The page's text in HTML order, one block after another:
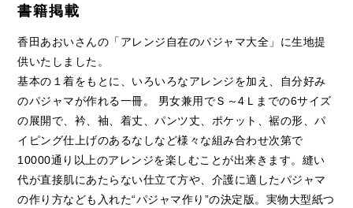
書籍掲載
香田あおいさんの「アレンジ自在のパジャマ大全」に生地提
供いたしました。
基本の１着をもとに、いろいろなアレンジを加え、自分好み
のパジャマが作れる一冊。 男女兼用でＳ～4Ｌまでの6サイズ
の展開で、衿、袖、着丈、パンツ丈、ポケット、裾の形、パ
イピング仕上げのあるなしなど様々な組み合わせ次第で
10000通り以上のアレンジを楽しむことが出来きます。縫い
代が直接肌にあたらない仕立て方や、介護に適したパジャマ
の作り方なども入れた“パジャマ作り”の決定版。実物大型紙つ